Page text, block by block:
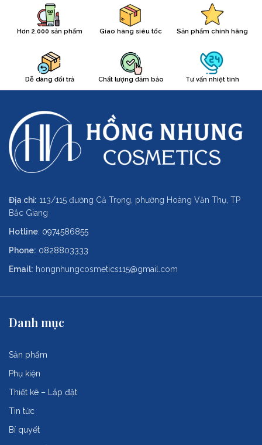
Hơn 2.000 sản phẩm Giao hàng siêu tốc Sản phẩm chính hãng
Dễ dàng đổi trả Chất lượng đảm bảo Tư vấn nhiệt tình
Địa chỉ: 113/115 đường Cả Trọng, phường Hoàng Văn Thụ, TP
Bắc Giang
Hotline: 0974586855
Phone: 0828803333
Email: hongnhungcosmetics115@gmail.com
Danh mục
Sản phẩm
Phụ kiện
Thiết kê – Lắp đặt
Tin tức
Bí quyết